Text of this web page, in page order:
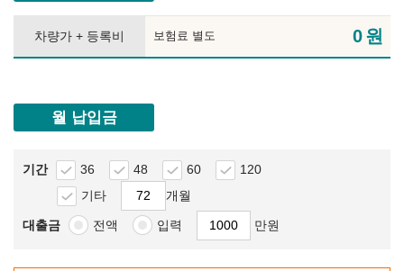
차량가 + 등록비 보험료 별도 0원
월 납입금
기간 36 48 60
120
기타
개월
대출금 전액 입력 만원